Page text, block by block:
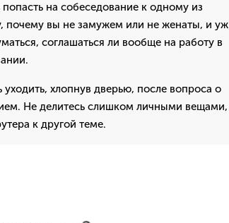
на собеседование к одному из
почему вы не замужем или не женаты, и уж
соглашаться ли вообще на работу в
хлопнув дверью, после вопроса о
Не делитесь слишком личными вещами,
к другой теме.